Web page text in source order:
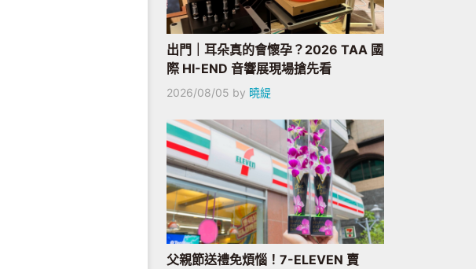
出門｜耳朵真的會懷孕？2026 TAA 國
際 HI-END 音響展現場搶先看
2026/08/05 by 曉緹
父親節送禮免煩惱！7-ELEVEN 賣